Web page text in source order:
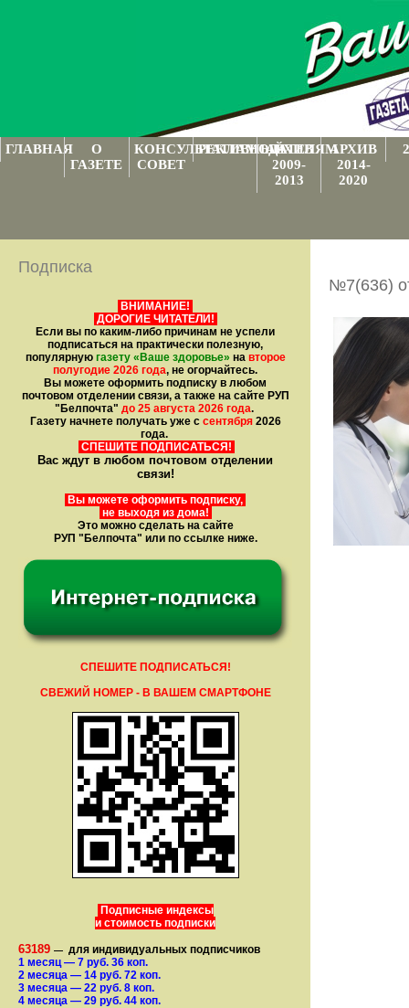
ГЛАВНАЯ
О
ГАЗЕТЕ
КОНСУЛЬТАТИВНЫЙ
СОВЕТ
РЕКЛАМОДАТЕЛЯМ
АРХИВ
2009-
2013
АРХИВ
2014-
2020
Подписка
ВНИМАНИЕ!
ДОРОГИЕ ЧИТАТЕЛИ!
Если вы по каким-либо причинам не успели
подписаться на практически полезную,
популярную газету «Ваше здоровье» на второе
полугодие 2026 года, не огорчайтесь.
Вы можете оформить подписку в любом
почтовом отделении связи, а также на сайте РУП
"Белпочта" до 25 августа 2026 года.
Газету начнете получать уже с сентября2026
года.
СПЕШИТЕ ПОДПИСАТЬСЯ!
Вас ждут в любом почтовом отделении
связи!
Вы можете оформить подписку,
не выходя из дома!
Это можно сделать на сайте
РУП "Белпочта" или по ссылке ниже.
СПЕШИТЕ ПОДПИСАТЬСЯ!
СВЕЖИЙ НОМЕР - В ВАШЕМ СМАРТФОНЕ
Подписные индексы
и стоимость подписки
63189 — для индивидуальных подписчиков
1 месяц— 7 руб. 36 коп.
2 месяца — 14 руб. 72 коп.
3 месяца — 22 руб. 8 коп.
4 месяца — 29 руб. 44 коп.
№7(636)